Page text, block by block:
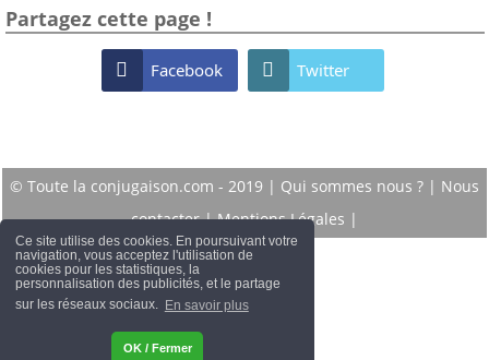
Ce site utilise des cookies. En poursuivant votre
navigation, vous acceptez l'utilisation de
cookies pour les statistiques, la
personnalisation des publicités, et le partage
sur les réseaux sociaux. En savoir plus
OK / Fermer
Partagez cette page !
 Facebook  Twitter
© Toute la conjugaison.com - 2019 | Qui sommes nous ? | Nous
contacter|Mentions Légales |